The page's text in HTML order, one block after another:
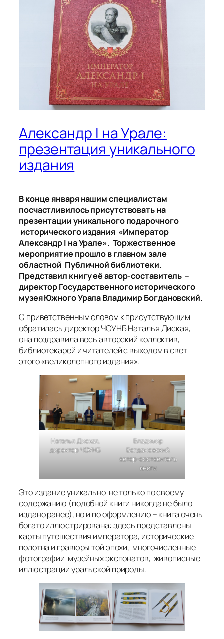
Александр I на Урале:
презентация уникального
издания
В конце января нашим специалистам
посчастливилось присутствовать на
презентации уникального подарочного
исторического издания «Император
Александр I на Урале». Торжественное
мероприятие прошло в главном зале
областной Публичной библиотеки.
Представил книгу её автор-составитель –
директор Государственного исторического
музея Южного Урала Владимир Богдановский.
С приветственным словом к присутствующим
обратилась директор ЧОУНБ Наталья Диская,
она поздравила весь авторский коллектив,
библиотекарей и читателей с выходом в свет
этого «великолепного издания».
Наталья Диская,
директор ЧОУНБ
Владимир
Богдановский,
автор-составитель
книги
Это издание уникально не только по своему
содержанию (подобной книги никогда не было
издано ранее), но и по оформлению – книга очень
богато иллюстрирована: здесь представлены
карты путешествия императора, исторические
полотна и гравюры той эпохи, многочисленные
фотографии музейных экспонатов, живописные
иллюстрации уральской природы.